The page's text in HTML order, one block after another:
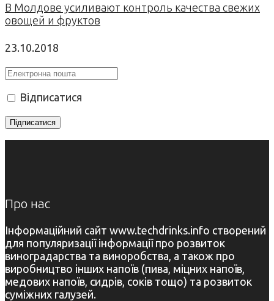
В Молдове усиливают контроль качества свежих
овощей и фруктов
23.10.2018
Відписатися
Про нас
Інформаційний сайт www.techdrinks.info створений
для популяризації інформації про розвиток
виноградарства та виноробства, а також про
виробництво інших напоїв (пива, міцних напоїв,
медових напоїв, сидрів, соків тощо) та розвиток
суміжних галузей.